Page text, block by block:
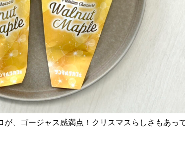
が、ゴージャス感満点！クリスマスらしさもあっ